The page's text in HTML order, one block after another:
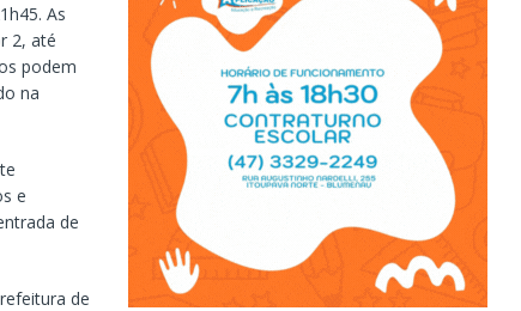
As
2, até
podem
na
e
de
de